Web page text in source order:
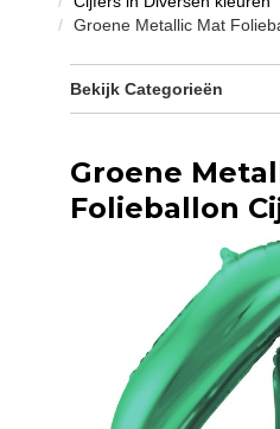
Groene Metallic Mat
Bekijk Categorieën
Groene
Folieballon